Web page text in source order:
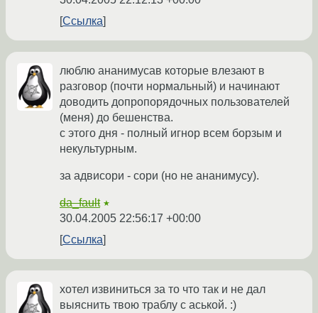
Ссылка
люблю ананимусав которые влезают в
разговор (почти нормальный) и начинают
доводить допропорядочных пользователей
(меня) до бешенства.
с этого дня - полный игнор всем борзым и
некультурным.
за адвисори - сори (но не ананимусу).
da_fault ★
30.04.2005 22:56:17 +00:00
Ссылка
хотел извиниться за то что так и не дал
выяснить твою траблу с аськой. :)